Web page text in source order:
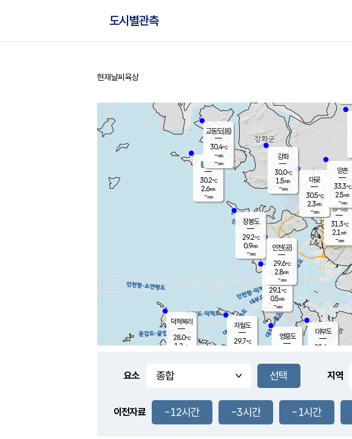
도시별관측
홈
현재날씨 육상
풍도
2.2m/s
무의도
29.1℃
0.5m/s
-mm
영흥도
볼음도
30.2℃
2.6m/s
-mm
자월도
29.7℃
장봉도
29.2℃
0.9m/s
-mm
대부도
28.6
-
경서동
31.3℃
2.1 m/s
-mm
대곶
30.5℃
2.3m/s
-mm
양촌
33.3℃
2.5m/s
-mm
덕적북리
28.0℃
1.2 m/s
강화
30.0℃
1.5m/s
-mm
인천(공)
29.6℃
2.8m/s
-mm
교동도(음)
30.4℃
-m/s
-mm
요소 지역
이전자료 -12시간 -3시간 -1시간